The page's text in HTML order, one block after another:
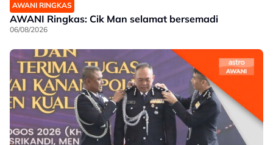
AWANI RINGKAS
AWANI Ringkas: Cik Man selamat bersemadi
06/08/2026